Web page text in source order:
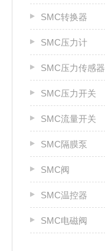
SMC转换器
SMC压力计
SMC压力传感器
SMC压力开关
SMC流量开关
SMC隔膜泵
SMC阀
SMC温控器
SMC电磁阀